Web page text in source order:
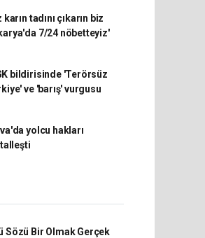
karın tadını çıkarın biz
7/24 nöbetteyiz'
bildirisinde 'Terörsüz
ve 'barış' vurgusu
yolcu hakları
Sözü Bir Olmak Gerçek